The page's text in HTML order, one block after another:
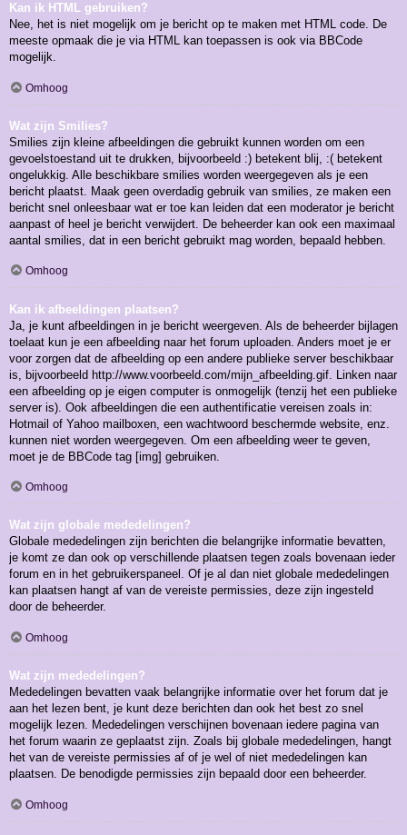
Kan ik HTML gebruiken?
Nee, het is niet mogelijk om je bericht op te maken met HTML code. De
meeste opmaak die je via HTML kan toepassen is ook via BBCode
mogelijk.
Omhoog
Wat zijn Smilies?
Smilies zijn kleine afbeeldingen die gebruikt kunnen worden om een
gevoelstoestand uit te drukken, bijvoorbeeld :) betekent blij, :( betekent
ongelukkig. Alle beschikbare smilies worden weergegeven als je een
bericht plaatst. Maak geen overdadig gebruik van smilies, ze maken een
bericht snel onleesbaar wat er toe kan leiden dat een moderator je bericht
aanpast of heel je bericht verwijdert. De beheerder kan ook een maximaal
aantal smilies, dat in een bericht gebruikt mag worden, bepaald hebben.
Omhoog
Kan ik afbeeldingen plaatsen?
Ja, je kunt afbeeldingen in je bericht weergeven. Als de beheerder bijlagen
toelaat kun je een afbeelding naar het forum uploaden. Anders moet je er
voor zorgen dat de afbeelding op een andere publieke server beschikbaar
is, bijvoorbeeld http://www.voorbeeld.com/mijn_afbeelding.gif. Linken naar
een afbeelding op je eigen computer is onmogelijk (tenzij het een publieke
server is). Ook afbeeldingen die een authentificatie vereisen zoals in:
Hotmail of Yahoo mailboxen, een wachtwoord beschermde website, enz.
kunnen niet worden weergegeven. Om een afbeelding weer te geven,
moet je de BBCode tag [img] gebruiken.
Omhoog
Wat zijn globale mededelingen?
Globale mededelingen zijn berichten die belangrijke informatie bevatten,
je komt ze dan ook op verschillende plaatsen tegen zoals bovenaan ieder
forum en in het gebruikerspaneel. Of je al dan niet globale mededelingen
kan plaatsen hangt af van de vereiste permissies, deze zijn ingesteld
door de beheerder.
Omhoog
Wat zijn mededelingen?
Mededelingen bevatten vaak belangrijke informatie over het forum dat je
aan het lezen bent, je kunt deze berichten dan ook het best zo snel
mogelijk lezen. Mededelingen verschijnen bovenaan iedere pagina van
het forum waarin ze geplaatst zijn. Zoals bij globale mededelingen, hangt
het van de vereiste permissies af of je wel of niet mededelingen kan
plaatsen. De benodigde permissies zijn bepaald door een beheerder.
Omhoog